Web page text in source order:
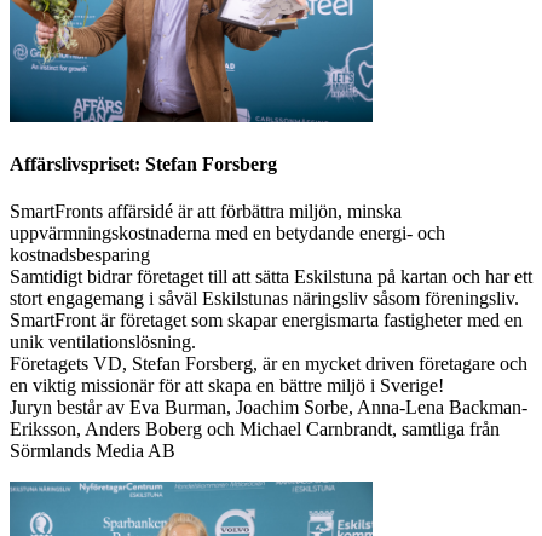
Affärslivspriset: Stefan Forsberg
SmartFronts affärsidé är att förbättra miljön, minska
uppvärmningskostnaderna med en betydande energi- och
kostnadsbesparing
Samtidigt bidrar företaget till att sätta Eskilstuna på kartan och har ett
stort engagemang i såväl Eskilstunas näringsliv såsom föreningsliv.
SmartFront är företaget som skapar energismarta fastigheter med en
unik ventilationslösning.
Företagets VD, Stefan Forsberg, är en mycket driven företagare och
en viktig missionär för att skapa en bättre miljö i Sverige!
Juryn består av Eva Burman, Joachim Sorbe, Anna-Lena Backman-
Eriksson, Anders Boberg och Michael Carnbrandt, samtliga från
Sörmlands Media AB